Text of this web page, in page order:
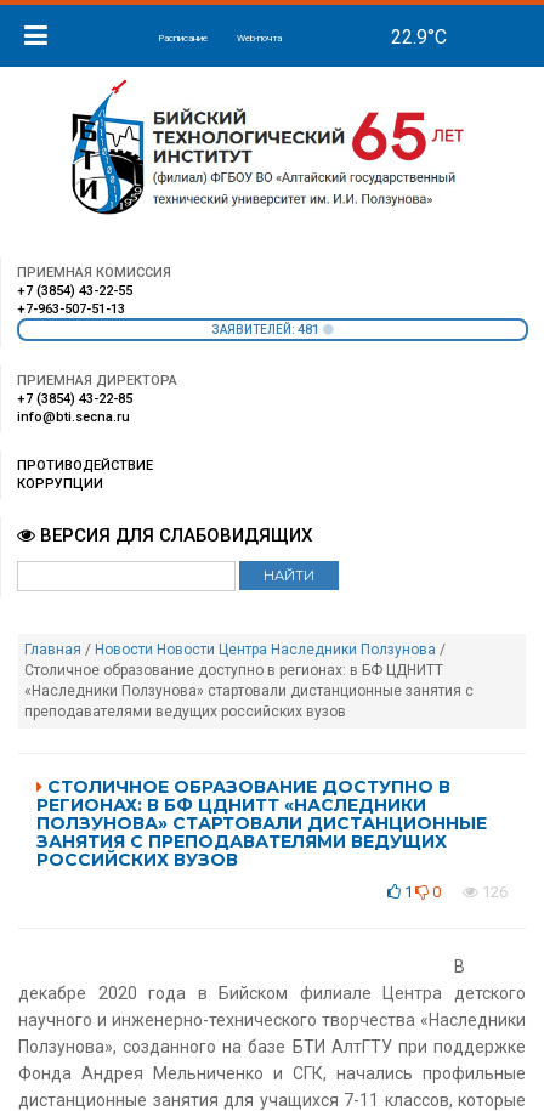
Расписание Web-почта
ПРИЕМНАЯ КОМИССИЯ
+7 (3854) 43-22-55
+7-963-507-51-13
ЗАЯВИТЕЛЕЙ: 481
ПРИЕМНАЯ ДИРЕКТОРА
+7 (3854) 43-22-85
info@bti.secna.ru
ПРОТИВОДЕЙСТВИЕ
КОРРУПЦИИ
ВЕРСИЯ ДЛЯ СЛАБОВИДЯЩИХ
Главная / Новости Новости Центра Наследники Ползунова /
Столичное образование доступно в регионах: в БФ ЦДНИТТ
«Наследники Ползунова» стартовали дистанционные занятия с
преподавателями ведущих российских вузов
СТОЛИЧНОЕ ОБРАЗОВАНИЕ ДОСТУПНО В
РЕГИОНАХ: В БФ ЦДНИТТ «НАСЛЕДНИКИ
ПОЛЗУНОВА» СТАРТОВАЛИ ДИСТАНЦИОННЫЕ
ЗАНЯТИЯ С ПРЕПОДАВАТЕЛЯМИ ВЕДУЩИХ
РОССИЙСКИХ ВУЗОВ
1 0 126
В
декабре 2020 года в Бийском филиале Центра детского
научного и инженерно-технического творчества «Наследники
Ползунова», созданного на базе БТИ АлтГТУ при поддержке
Фонда Андрея Мельниченко и СГК, начались профильные
дистанционные занятия для учащихся 7-11 классов, которые